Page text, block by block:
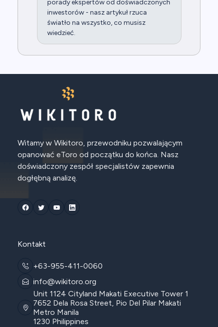
porady ekspertów od doświadczonych
inwestorów - nasz artykuł rzuca
światło na wszystko, co musisz
wiedzieć.
Witamy w Wikitoro, przewodniku pozwalającym
opanować eToro od początku do końca. Nasz
doświadczony zespół specjalistów zapewnia
dogłębną analizę.
Kontakt
+63-955-411-0060
info@wikitoro.org
Unit 1124 Cityland Makati Executive Tower 1
7652 Dela Rosa Street, Pio Del Pilar Makati
Metro Manila
1230 Philippines